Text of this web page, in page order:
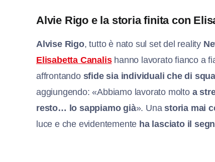
Alvie Rigo e la storia finita con
Alvise Rigo, tutto è nato sul set del reality
Elisabetta Canalishanno lavorato fianco a
affrontando sfide sia individuali che di
aggiungendo: «Abbiamo lavorato molto a
resto… lo sappiamo già». Unastoria mai
luce e che evidentemente ha lasciato il